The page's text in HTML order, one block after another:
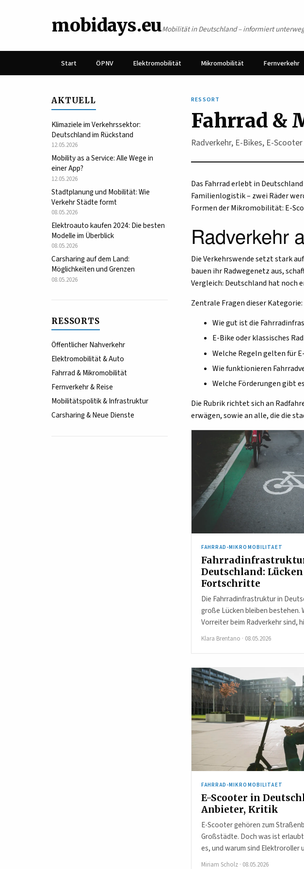
mobidays.euMobilität in Deutschland – informiert
Start ÖPNV Elektromobilität Mikromobilität Fernverkehr
AKTUELL
Klimaziele im Verkehrssektor:
Deutschland im Rückstand
12.05.2026
Mobility as a Service: Alle Wege in
einer App?
12.05.2026
Stadtplanung und Mobilität: Wie
Verkehr Städte formt
08.05.2026
Elektroauto kaufen 2024: Die besten
Modelle im Überblick
08.05.2026
Carsharing auf dem Land:
Möglichkeiten und Grenzen
08.05.2026
RESSORTS
Öffentlicher Nahverkehr
Elektromobilität & Auto
Fahrrad & Mikromobilität
Fernverkehr & Reise
Mobilitätspolitik & Infrastruktur
Carsharing & Neue Dienste
RESSORT
Fahrrad &
Radverkehr, E-Bikes, E-
Das Fahrrad erlebt in
Familienlogistik – zwei Räder
Formen der Mikromobilität: E-
Radverkehr
Die Verkehrswende setzt stark
bauen ihr Radwegenetz aus,
Vergleich: Deutschland hat noch
Zentrale Fragen dieser Kategorie:
Wie gut ist die
E-Bike oder klassisches
Welche Regeln gelten für
Wie funktionieren
Welche Förderungen gibt
Die Rubrik richtet sich an
erwägen, sowie an alle, die die
FAHRRAD-MIKROMOBILITAET
Deutschland:
Fortschritte
Die Fahrradinfrastruktur in
große Lücken bleiben bestehen.
Vorreiter beim Radverkehr sind,
Klara Brentano · 08.05.2026
FAHRRAD-MIKROMOBILITAET
E-Scooter in
Anbieter, Kritik
E-Scooter gehören zum
Großstädte. Doch was ist
es, und warum sind
Miriam Scholz · 08.05.2026